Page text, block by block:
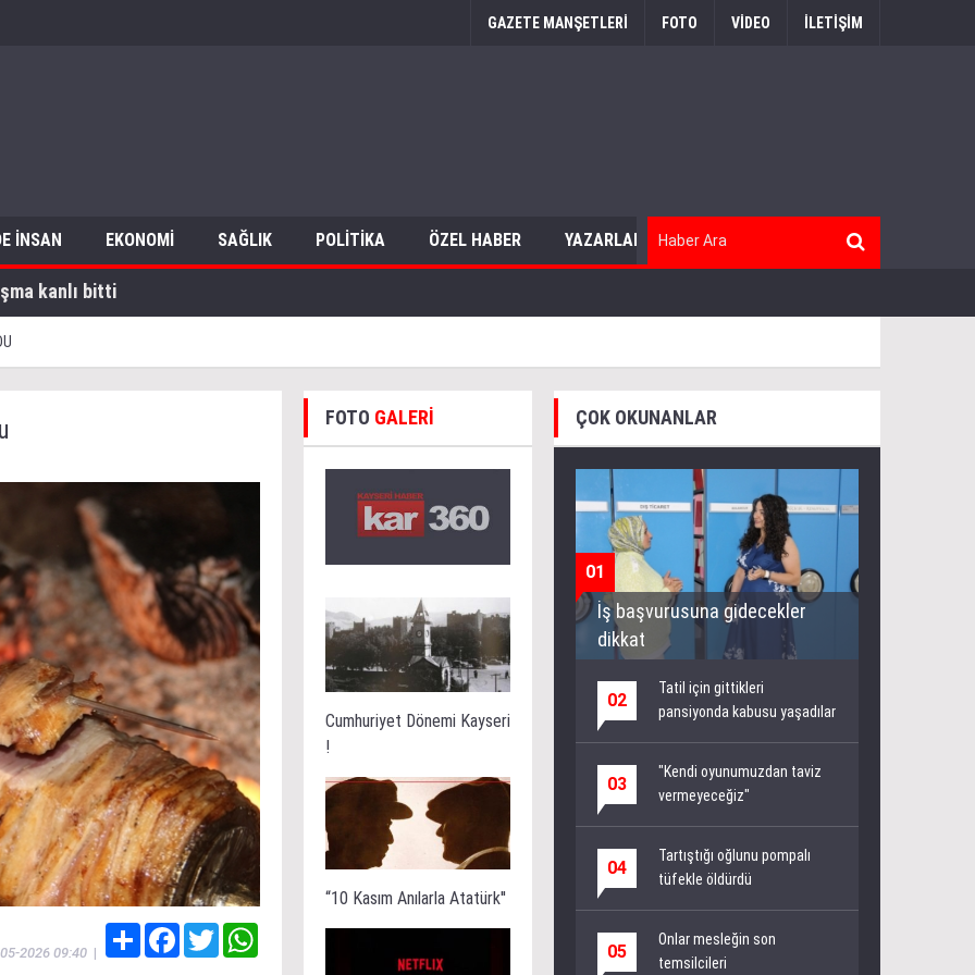
GAZETE MANŞETLERİ FOTO VİDEO İLETİŞİM
İNSAN EKONOMİ SAĞLIK POLİTİKA ÖZEL HABER YAZARLAR
kanlı bitti
2026 09:40|
Share FacebookTwitterWhatsApp
FOTO GALERİ
Cumhuriyet Dönemi Kayseri
!
“10 Kasım Anılarla Atatürk''
ÇOK OKUNANLAR
01
İş başvurusuna gidecekler
dikkat
02
Tatil için gittikleri
pansiyonda kabusu yaşadılar
03
"Kendi oyunumuzdan taviz
vermeyeceğiz"
04
Tartıştığı oğlunu pompalı
tüfekle öldürdü
05
Onlar mesleğin son
temsilcileri